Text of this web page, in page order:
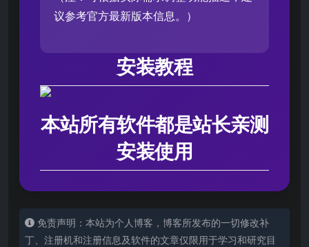
议参考官方最新版本信息。）
安装教程
本站所有软件都是站长亲测
安装使用
免责声明：本站为个人博客，博客所发布的一切修改补
丁、注册机和注册信息及软件的文章仅限用于学习和研究目